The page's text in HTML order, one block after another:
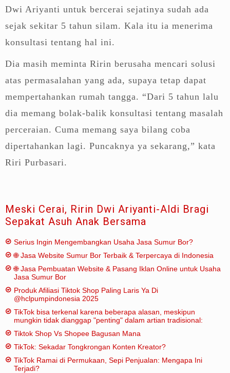
Dwi Ariyanti untuk bercerai sejatinya sudah ada
sejak sekitar 5 tahun silam. Kala itu ia menerima
konsultasi tentang hal ini.
Dia masih meminta Ririn berusaha mencari solusi
atas permasalahan yang ada, supaya tetap dapat
mempertahankan rumah tangga. “Dari 5 tahun lalu
dia memang bolak-balik konsultasi tentang masalah
perceraian. Cuma memang saya bilang coba
dipertahankan lagi. Puncaknya ya sekarang,” kata
Riri Purbasari.
Meski Cerai, Ririn Dwi Ariyanti-Aldi Bragi
Sepakat Asuh Anak Bersama
Serius Ingin Mengembangkan Usaha Jasa Sumur Bor?
🌐 Jasa Website Sumur Bor Terbaik & Terpercaya di Indonesia
🌐 Jasa Pembuatan Website & Pasang Iklan Online untuk Usaha
Jasa Sumur Bor
Produk Afiliasi Tiktok Shop Paling Laris Ya Di
@hclpumpindonesia 2025
TikTok bisa terkenal karena beberapa alasan, meskipun
mungkin tidak dianggap "penting" dalam artian tradisional:
Tiktok Shop Vs Shopee Bagusan Mana
TikTok: Sekadar Tongkrongan Konten Kreator?
TikTok Ramai di Permukaan, Sepi Penjualan: Mengapa Ini
Terjadi?